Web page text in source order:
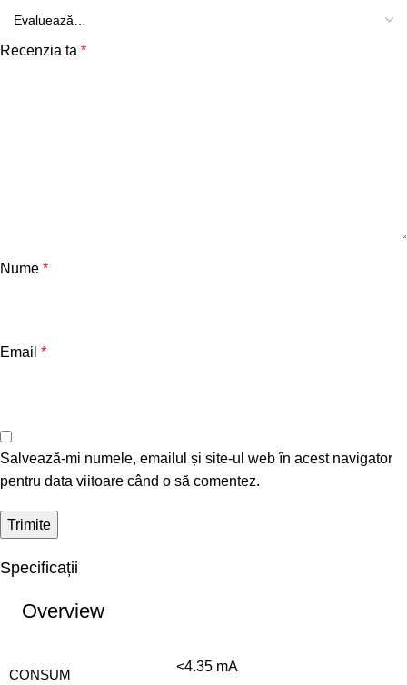
Recenzia ta *
Nume *
Email *
Salvează-mi numele, emailul și site-ul web în acest navigator
pentru data viitoare când o să comentez.
Specificații
Overview
CONSUM
<4.35 mA